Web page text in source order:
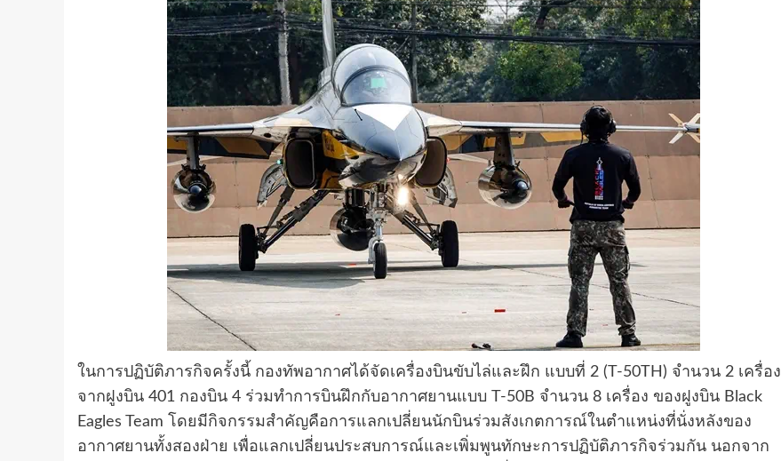
ในการปฏิบัติภารกิจครั้งนี้ กองทัพอากาศได้จัดเครื่องบินขับไล่และฝึก แบบที่ 2 (T-50TH) จำนวน 2 เครื่อง
จากฝูงบิน 401 กองบิน 4 ร่วมทำการบินฝึกกับอากาศยานแบบ T-50B จำนวน 8 เครื่อง ของฝูงบิน Black
Eagles Team โดยมีกิจกรรมสำคัญคือการแลกเปลี่ยนนักบินร่วมสังเกตการณ์ในตำแหน่งที่นั่งหลังของ
อากาศยานทั้งสองฝ่าย เพื่อแลกเปลี่ยนประสบการณ์และเพิ่มพูนทักษะการปฏิบัติภารกิจร่วมกัน นอกจาก